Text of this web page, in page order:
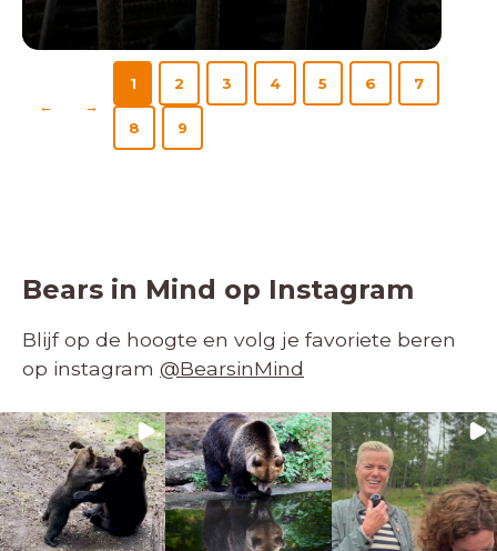
LEES MEER
← →
1 2 3 4 5 6 7
8 9
Bears in Mind op Instagram
Blijf op de hoogte en volg je favoriete beren
op instagram @BearsinMind